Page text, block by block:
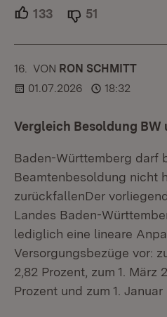
133 Unterstützer.
51
16. KOMMENTAR
VON :RON SCHMITT
01.07.2026
18:32
Vergleich Besoldung BW
Baden-Württemberg darf
Beamtenbesoldung nicht
zurückfallenDer
Landes Baden-
lediglich eine lineare
Versorgungsbezüge vor:
2,82 Prozent, zum 1. März
Prozent und zum 1.